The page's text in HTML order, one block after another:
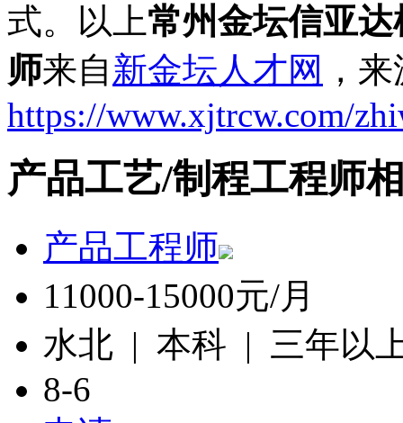
式。以上常州金坛信亚
师来自新金坛人才网 ，
https://www.xjtrcw.com/
产品工艺/制程工程师
产品工程师
11000-15000元/月
水北 | 本科 | 三年以
8-6